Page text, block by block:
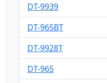
DT-9939
DT-965BT
DT-9928T
DT-965